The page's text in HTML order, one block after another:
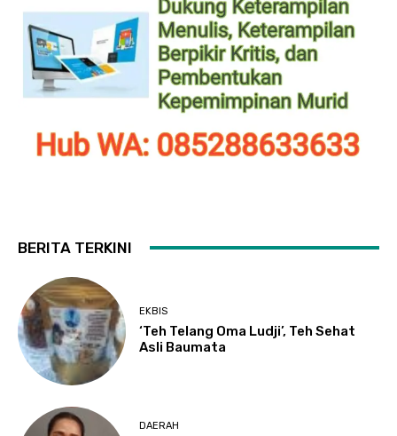
BERITA TERKINI
EKBIS
‘Teh Telang Oma Ludji’, Teh Sehat
Asli Baumata
DAERAH